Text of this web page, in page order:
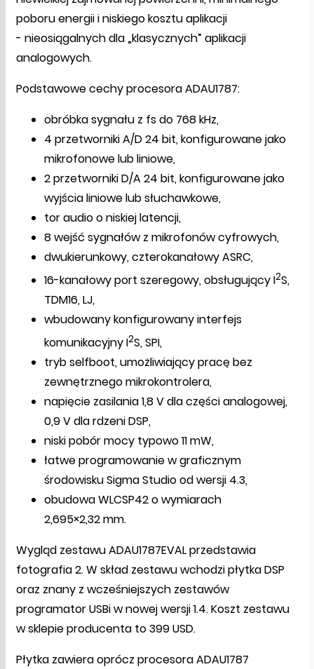
poboru energii i niskiego kosztu aplikacji
- nieosiągalnych dla „klasycznych” aplikacji
analogowych.
Podstawowe cechy procesora ADAU1787:
obróbka sygnału z fs do 768 kHz,
4 przetworniki A/D 24 bit, konfigurowane jako
mikrofonowe lub liniowe,
2 przetworniki D/A 24 bit, konfigurowane jako
wyjścia liniowe lub słuchawkowe,
tor audio o niskiej latencji,
8 wejść sygnałów z mikrofonów cyfrowych,
dwukierunkowy, czterokanałowy ASRC,
16-kanałowy port szeregowy, obsługujący I2S,
TDM16, LJ,
wbudowany konfigurowany interfejs
komunikacyjny I2S, SPI,
tryb selfboot, umożliwiający pracę bez
zewnętrznego mikrokontrolera,
napięcie zasilania 1,8 V dla części analogowej,
0,9 V dla rdzeni DSP,
niski pobór mocy typowo 11 mW,
łatwe programowanie w graficznym
środowisku Sigma Studio od wersji 4.3,
obudowa WLCSP42 o wymiarach
2,695×2,32 mm.
Wygląd zestawu ADAU1787EVAL przedstawia
fotografia 2. W skład zestawu wchodzi płytka DSP
oraz znany z wcześniejszych zestawów
programator USBi w nowej wersji 1.4. Koszt zestawu
w sklepie producenta to 399 USD.
Płytka zawiera oprócz procesora ADAU1787